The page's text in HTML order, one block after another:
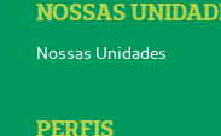
NOSSAS
Nossas Unidades
PERFIS